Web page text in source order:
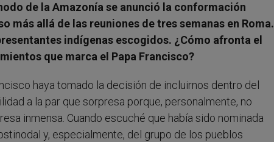
de la Amazonía se anunció la conformación
allá de las reuniones de tres semanas en Roma.
indígenas escogidos. ¿Cómo afronta el
que marca el Papa Francisco?
haya tomado la decisión de incluirnos dentro del
a la par que sorpresa porque, personalmente, no
inmensa. Cuando escuché que había sido nominada
y, especialmente, del grupo de los pueblos